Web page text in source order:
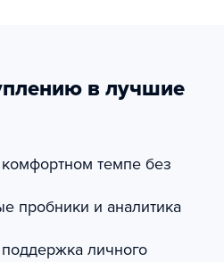
в лучшие
темпе без
пробники и аналитика
личного